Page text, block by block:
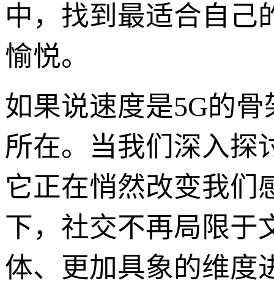
中，找到最适合自己
愉悦。
如果说速度是5G的
所在。当我们深入探
它正在悄然改变我们
下，社交不再局限于
体、更加具象的维度